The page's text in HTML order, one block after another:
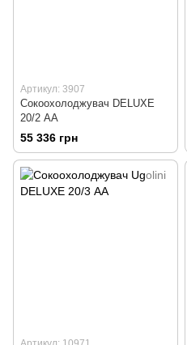
Артикул: 3907
Сокоохолоджувач DELUXE
20/2 АА
55 336 грн